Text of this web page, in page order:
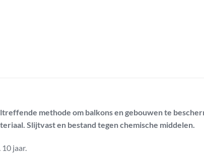
methode om balkons en gebouwen te
Slijtvast en bestand tegen chemische middelen.
jaar.